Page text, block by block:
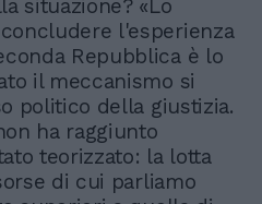
situazione? «Lo
l'esperienza
Repubblica è lo
il meccanismo si
politico della giustizia.
ha raggiunto
teorizzato: la lotta
di cui parliamo